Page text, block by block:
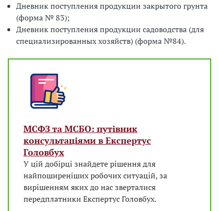
Дневник поступления продукции закрытого грунта
(форма № 83);
Дневник поступления продукции садоводства (для
специализированных хозяйств) (форма №84).
МСФЗ та МСБО: путівник
консультаціями в Експертус
Головбух
У цій добірці знайдете рішення для
найпоширеніших робочих ситуацій, за
вирішенням яких до нас зверталися
передплатники Експертус Головбух.